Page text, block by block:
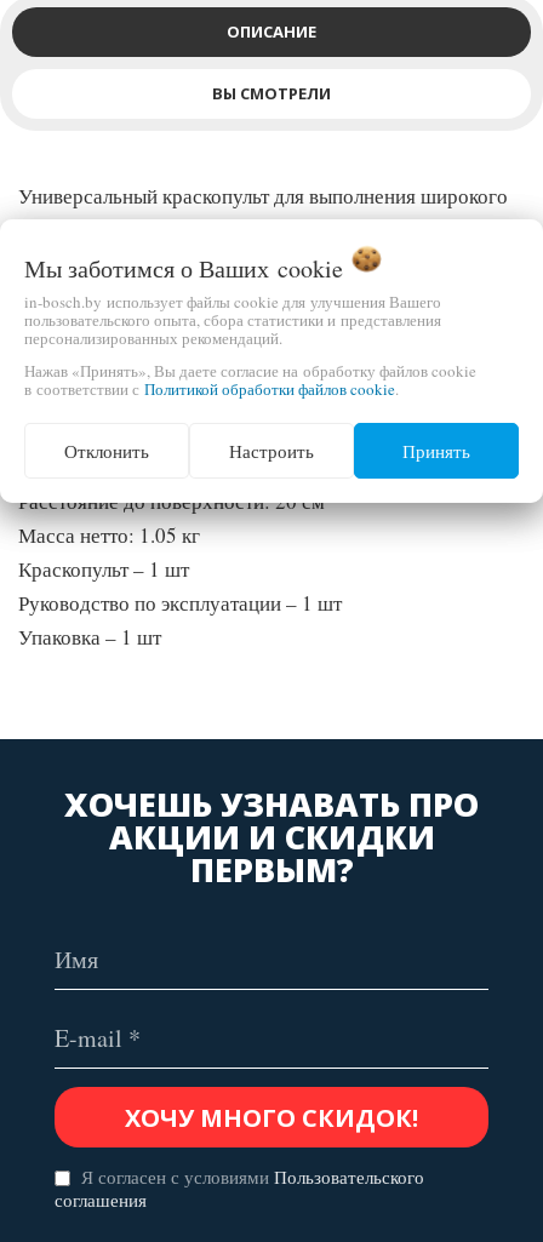
ОПИСАНИЕ
ВЫ СМОТРЕЛИ
Универсальный краскопульт для выполнения широкого
мл.; -регулировка подачи материала; -регулировка
подачи воздуха; -регулировка факела распыла; -сопло
1.4 мм; -быстросъемное соединениеРекомендованное
рабочее давление: 3.5-5.0 Бар
Емкость бачка: 1000 мл
Средний расход воздуха: 190 - 310 л/мин
Расстояние до поверхности: 20 см
Масса нетто: 1.05 кг
Краскопульт – 1 шт
Руководство по эксплуатации – 1 шт
Упаковка – 1 шт
ХОЧЕШЬ УЗНАВАТЬ ПРО
АКЦИИ И СКИДКИ
ПЕРВЫМ?
Я согласен с условиями Пользовательского
соглашения
Мы заботимся о Ваших cookie
in-bosch.by использует файлы cookie для улучшения Вашего
пользовательского опыта, сбора статистики и представления
персонализированных рекомендаций.
Нажав «Принять», Вы даете согласие на обработку файлов cookie
в соответствии с Политикой обработки файлов cookie.
Отклонить Настроить Принять